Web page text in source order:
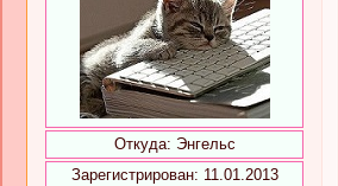
Откуда: Энгельс
Зарегистрирован: 11.01.2013